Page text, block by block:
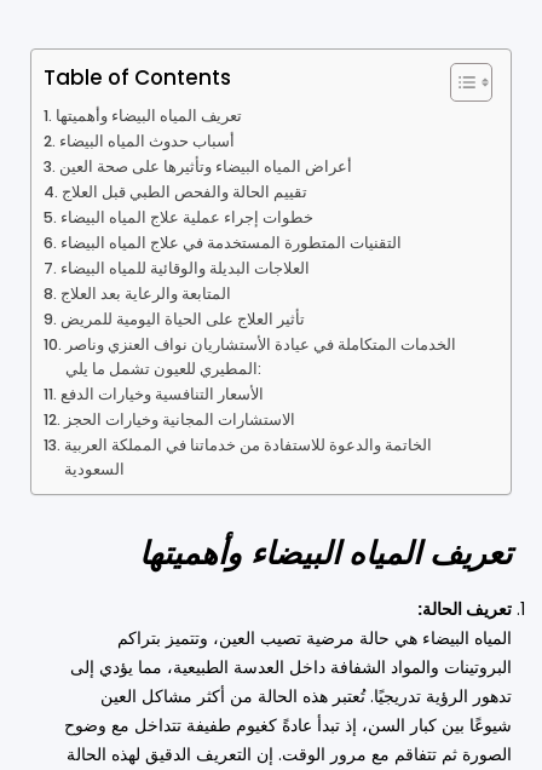
Table of Contents
تعريف المياه البيضاء وأهميتها
أسباب حدوث المياه البيضاء
أعراض المياه البيضاء وتأثيرها على صحة العين
تقييم الحالة والفحص الطبي قبل العلاج
خطوات إجراء عملية علاج المياه البيضاء
التقنيات المتطورة المستخدمة في علاج المياه البيضاء
العلاجات البديلة والوقائية للمياه البيضاء
المتابعة والرعاية بعد العلاج
تأثير العلاج على الحياة اليومية للمريض
الخدمات المتكاملة في عيادة الأستشاريان نواف العنزي وناصر
المطيري للعيون تشمل ما يلي:
الأسعار التنافسية وخيارات الدفع
الاستشارات المجانية وخيارات الحجز
الخاتمة والدعوة للاستفادة من خدماتنا في المملكة العربية
السعودية
تعريف المياه البيضاء وأهميتها
تعريف الحالة:
المياه البيضاء هي حالة مرضية تصيب العين، وتتميز بتراكم
البروتينات والمواد الشفافة داخل العدسة الطبيعية، مما يؤدي إلى
تدهور الرؤية تدريجيًا. تُعتبر هذه الحالة من أكثر مشاكل العين
شيوعًا بين كبار السن، إذ تبدأ عادةً كغيوم طفيفة تتداخل مع وضوح
الصورة ثم تتفاقم مع مرور الوقت. إن التعريف الدقيق لهذه الحالة